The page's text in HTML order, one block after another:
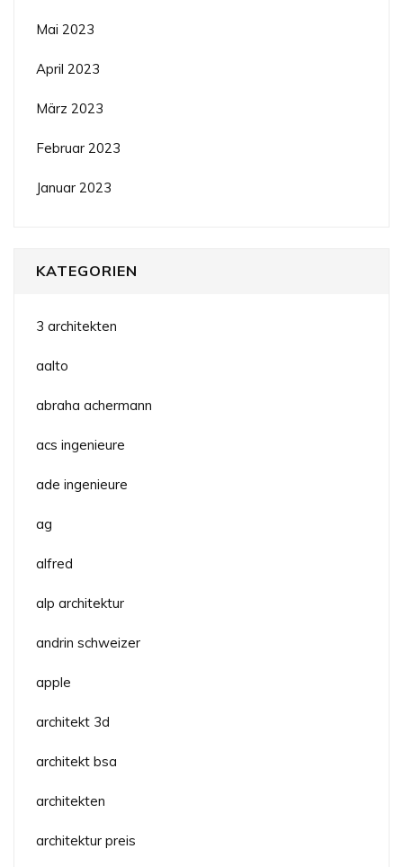
Mai 2023
April 2023
März 2023
Februar 2023
Januar 2023
KATEGORIEN
3 architekten
aalto
abraha achermann
acs ingenieure
ade ingenieure
ag
alfred
alp architektur
andrin schweizer
apple
architekt 3d
architekt bsa
architekten
architektur preis